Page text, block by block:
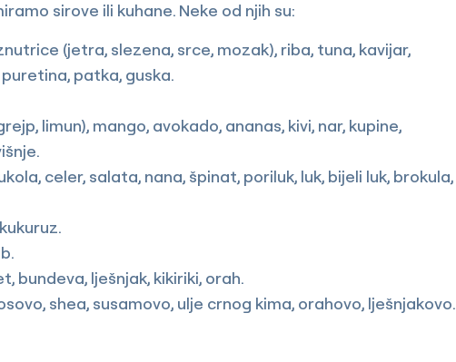
sirove ili kuhane. Neke od njih su:
(jetra, slezena, srce, mozak), riba, tuna, kavijar,
patka, guska.
limun), mango, avokado, ananas, kivi, nar, kupine,
celer, salata, nana, špinat, poriluk, luk, bijeli luk, brokula,
bundeva, lješnjak, kikiriki, orah.
shea, susamovo, ulje crnog kima, orahovo, lješnjakovo.